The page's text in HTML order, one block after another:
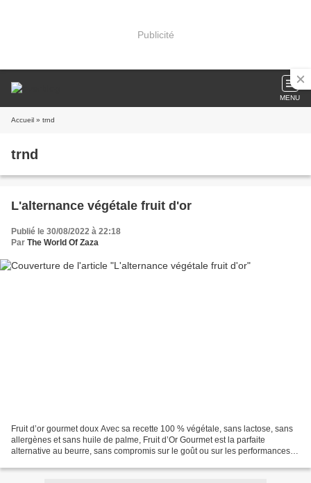
Publicité
MENU
Accueil » trnd
trnd
L'alternance végétale fruit d'or
Publié le 30/08/2022 à 22:18
Par The World Of Zaza
Fruit d’or gourmet doux Avec sa recette 100 % végétale, sans lactose, sans
allergènes et sans huile de palme, Fruit d’Or Gourmet est la parfaite
alternative au beurre, sans compromis sur le goût ou sur les performances.